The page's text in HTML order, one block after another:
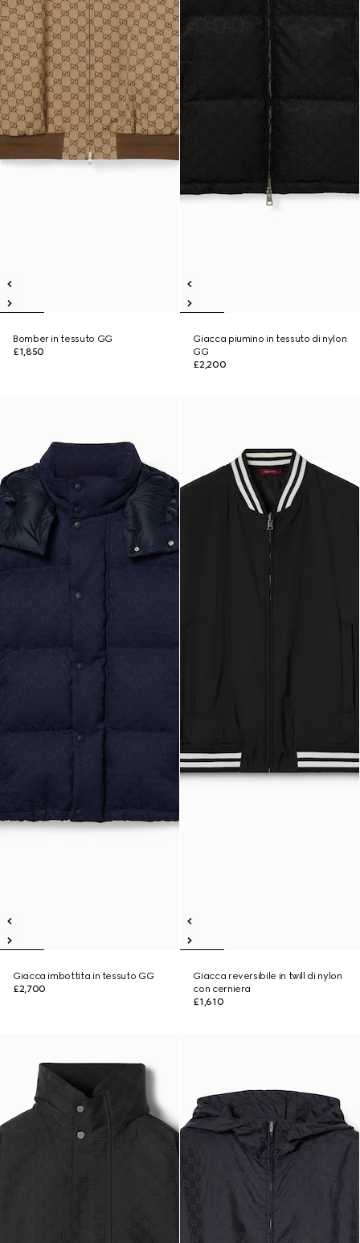
Bomber in tessuto GG
£1,850
Giacca piumino in tessuto di nylon
GG
£2,200
Giacca imbottita in tessuto GG
£2,700
Giacca reversibile in twill di nylon
con cerniera
£1,610